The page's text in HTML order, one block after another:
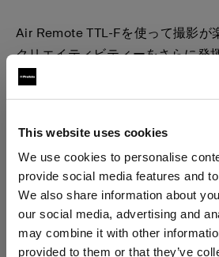
This website uses cookies
We use cookies to personalise
provide social media features and
We also share information about
our social media, advertising and
may combine it with other
provided to them or that they’ve
Air Remote TTL-Fを使って撮影が
クリエイティビティーをさらに発
ました。「考えなければならない
ライトを正しい角度にセットアッ
トするだけでいいのです。そんな
トはもっとも難しいショットであ
とも簡単なショットだったと言え